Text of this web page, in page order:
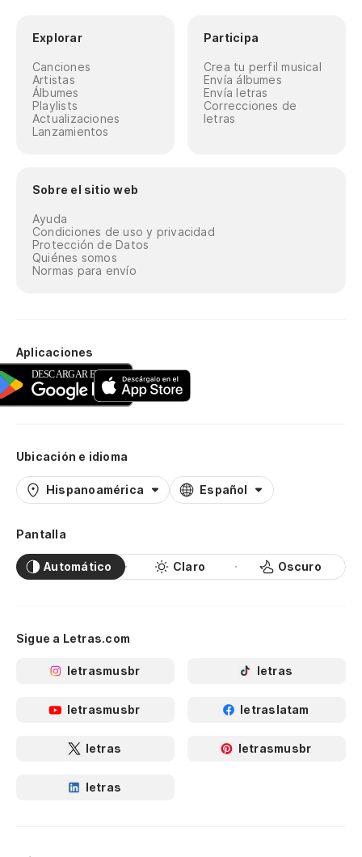
Explorar
Canciones
Artistas
Álbumes
Playlists
Actualizaciones
Lanzamientos
Participa
Crea tu perfil musical
Envía álbumes
Envía letras
Correcciones de
letras
Sobre el sitio web
Ayuda
Condiciones de uso y privacidad
Protección de Datos
Quiénes somos
Normas para envío
Aplicaciones
Ubicación e idioma
Hispanoamérica Español
Pantalla
Automático Claro Oscuro
Sigue a Letras.com
letrasmusbr letras
letrasmusbr letraslatam
letras letrasmusbr
letras